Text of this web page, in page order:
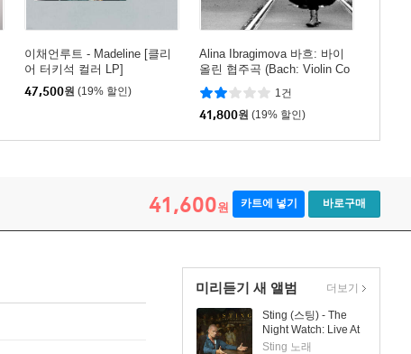
이채언루트 - Madeline [클리
어 터키석 컬러 LP]
47,500원 (19% 할인)
Alina Ibragimova 바흐: 바이
올린 협주곡 (Bach: Violin Co
ncertos) [LP]
1건
41,800원 (19% 할인)
41,600원 카트에 넣기 바로구매
미리듣기 새 앨범
Sting (스팅) - The
Night Watch: Live At
The Rijksmuseum
Sting 노래
더보기